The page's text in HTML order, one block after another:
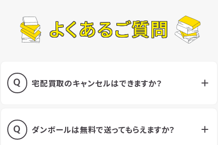
よくあるご質問
宅配買取のキャンセルはできますか？
ダンボールは無料で送ってもらえますか？